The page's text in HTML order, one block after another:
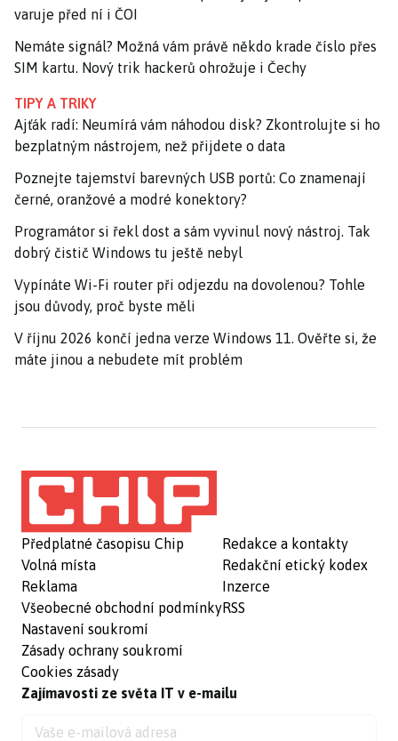
varuje před ní i ČOI
Nemáte signál? Možná vám právě někdo krade číslo přes
SIM kartu. Nový trik hackerů ohrožuje i Čechy
TIPY A TRIKY
Ajťák radí: Neumírá vám náhodou disk? Zkontrolujte si ho
bezplatným nástrojem, než přijdete o data
Poznejte tajemství barevných USB portů: Co znamenají
černé, oranžové a modré konektory?
Programátor si řekl dost a sám vyvinul nový nástroj. Tak
dobrý čistič Windows tu ještě nebyl
Vypínáte Wi-Fi router při odjezdu na dovolenou? Tohle
jsou důvody, proč byste měli
V říjnu 2026 končí jedna verze Windows 11. Ověřte si, že
máte jinou a nebudete mít problém
Předplatné časopisu Chip
Volná místa
Reklama
Všeobecné obchodní podmínky
Nastavení soukromí
Zásady ochrany soukromí
Cookies zásady
Redakce a kontakty
Redakční etický kodex
Inzerce
RSS
Zajímavosti ze světa IT v e-mailu